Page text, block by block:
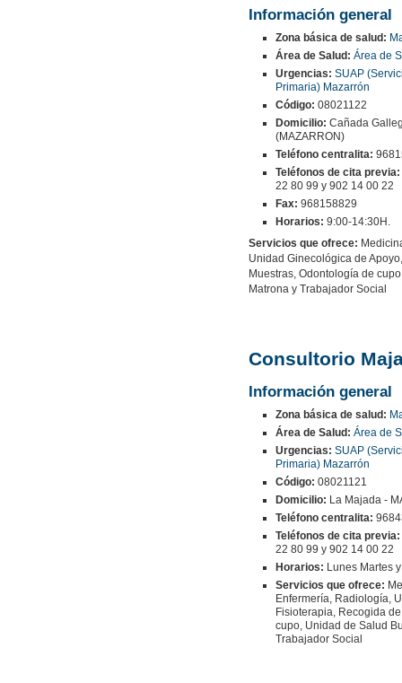
Información general
Zona básica de salud:
Área de Salud: Área de
Urgencias: SUAP
Primaria) Mazarrón
Código: 08021122
Domicilio: Cañada
(MAZARRON)
Teléfono centralita:
Teléfonos de cita previa:
22 80 99 y 902 14 00 22
Fax: 968158829
Horarios: 9:00-14:30H.
Servicios que ofrece:
Unidad Ginecológica de
Muestras, Odontología de
Matrona y Trabajador Social
Consultorio
Información general
Zona básica de salud:
Área de Salud: Área de
Urgencias: SUAP
Primaria) Mazarrón
Código: 08021121
Domicilio: La Majada -
Teléfono centralita:
Teléfonos de cita previa:
22 80 99 y 902 14 00 22
Horarios: Lunes Martes
Servicios que ofrece:
Enfermería, Radiología,
Fisioterapia, Recogida
cupo, Unidad de Salud
Trabajador Social